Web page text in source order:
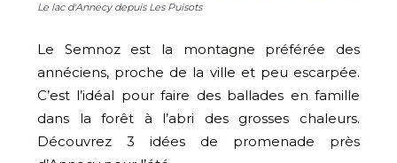
Le lac d'Annecy depuis Les Puisots
Le Semnoz est la montagne préférée des
annéciens, proche de la ville et peu escarpée.
C’est l’idéal pour faire des ballades en famille
dans la forêt à l’abri des grosses chaleurs.
Découvrez 3 idées de promenade près